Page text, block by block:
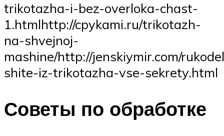
trikotazha-i-bez-overloka-chast-
1.htmlhttp://cpykami.ru/trikotazh-
na-shvejnoj-
mashine/http://jenskiymir.com/
shite-iz-trikotazha-vse-sekrety.html
Советы по обработке